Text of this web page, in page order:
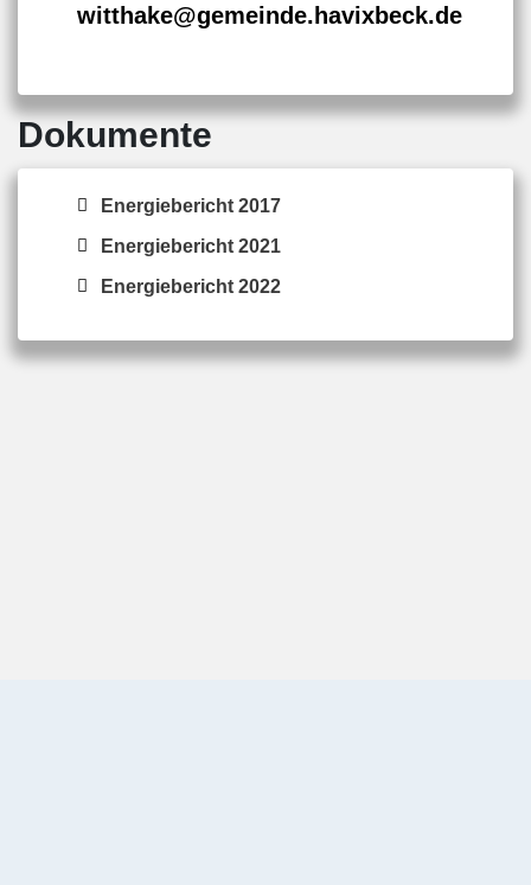
witthake@gemeinde.havixbeck.de
Dokumente
Energiebericht 2017
Energiebericht 2021
Energiebericht 2022